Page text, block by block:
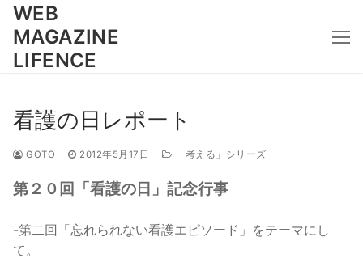
WEB
MAGAZINE
LIFENCE
看護の日レポート
GOTO 2012年5月17日 「考える」シリーズ
第２０回「看護の日」記念行事
-第二回「忘れられない看護エピソード」をテーマにし
て。